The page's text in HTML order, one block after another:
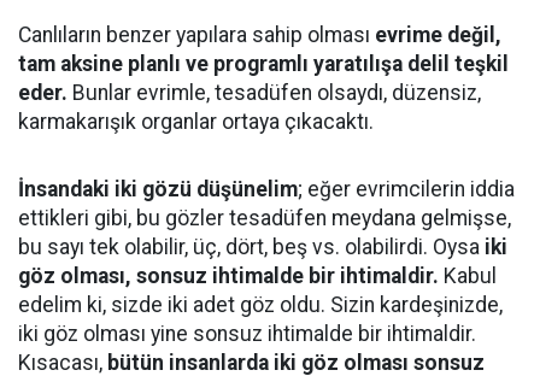
Canlıların benzer yapılara sahip olması evrime değil,
tam aksine planlı ve programlı yaratılışa delil teşkil
eder. Bunlar evrimle, tesadüfen olsaydı, düzensiz,
karmakarışık organlar ortaya çıkacaktı.
İnsandaki iki gözü düşünelim; eğer evrimcilerin iddia
ettikleri gibi, bu gözler tesadüfen meydana gelmişse,
bu sayı tek olabilir, üç, dört, beş vs. olabilirdi. Oysa iki
göz olması, sonsuz ihtimalde bir ihtimaldir. Kabul
edelim ki, sizde iki adet göz oldu. Sizin kardeşinizde,
iki göz olması yine sonsuz ihtimalde bir ihtimaldir.
Kısacası, bütün insanlarda iki göz olması sonsuz